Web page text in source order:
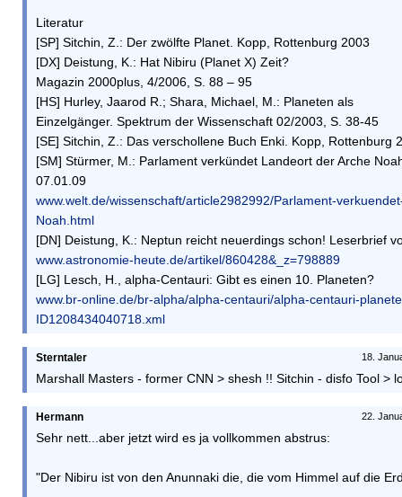
Literatur
[SP] Sitchin, Z.: Der zwölfte Planet. Kopp, Rottenburg 2003
[DX] Deistung, K.: Hat Nibiru (Planet X) Zeit?
Magazin 2000plus, 4/2006, S. 88 – 95
[HS] Hurley, Jaarod R.; Shara, Michael, M.: Planeten als
Einzelgänger. Spektrum der Wissenschaft 02/2003, S. 38-45
[SE] Sitchin, Z.: Das verschollene Buch Enki. Kopp, Rottenburg
[SM] Stürmer, M.: Parlament verkündet Landeort der Arche
07.01.09
www.welt.de/wissenschaft/article2982992/Parlament-
Noah.html
[DN] Deistung, K.: Neptun reicht neuerdings schon! Leserbrief
www.astronomie-heute.de/artikel/860428&_z=798889
[LG] Lesch, H., alpha-Centauri: Gibt es einen 10. Planeten?
www.br-online.de/br-alpha/alpha-centauri/alpha-centauri-
ID1208434040718.xml
18.
Sterntaler
Marshall Masters - former CNN > shesh !! Sitchin - disfo Tool >
22.
Hermann
Sehr nett...aber jetzt wird es ja vollkommen abstrus:
"Der Nibiru ist von den Anunnaki die, die vom Himmel auf die